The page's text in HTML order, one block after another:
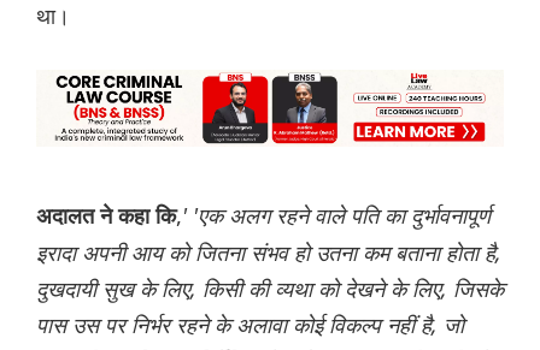
था।
अदालत ने कहा कि,' 'एक अलग रहने वाले पति का दुर्भावनापूर्ण
इरादा अपनी आय को जितना संभव हो उतना कम बताना होता है,
दुखदायी सुख के लिए, किसी की व्यथा को देखने के लिए, जिसके
पास उस पर निर्भर रहने के अलावा कोई विकल्प नहीं है, जो